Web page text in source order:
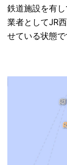
鉄道施設を有
業者としてJR
せている状態で